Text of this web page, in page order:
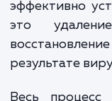
улучшение
будущем.